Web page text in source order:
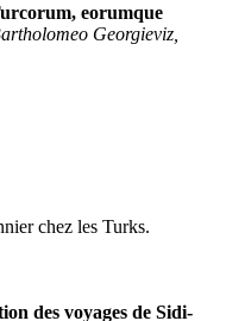
eorumque
Georgieviz,
chez les Turks.
des voyages de Sidi-